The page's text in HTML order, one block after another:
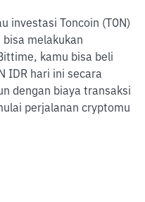
investasi Toncoin (TON)
melakukan
kamu bisa beli
IDR hari ini secara
dengan biaya transaksi
perjalanan cryptomu